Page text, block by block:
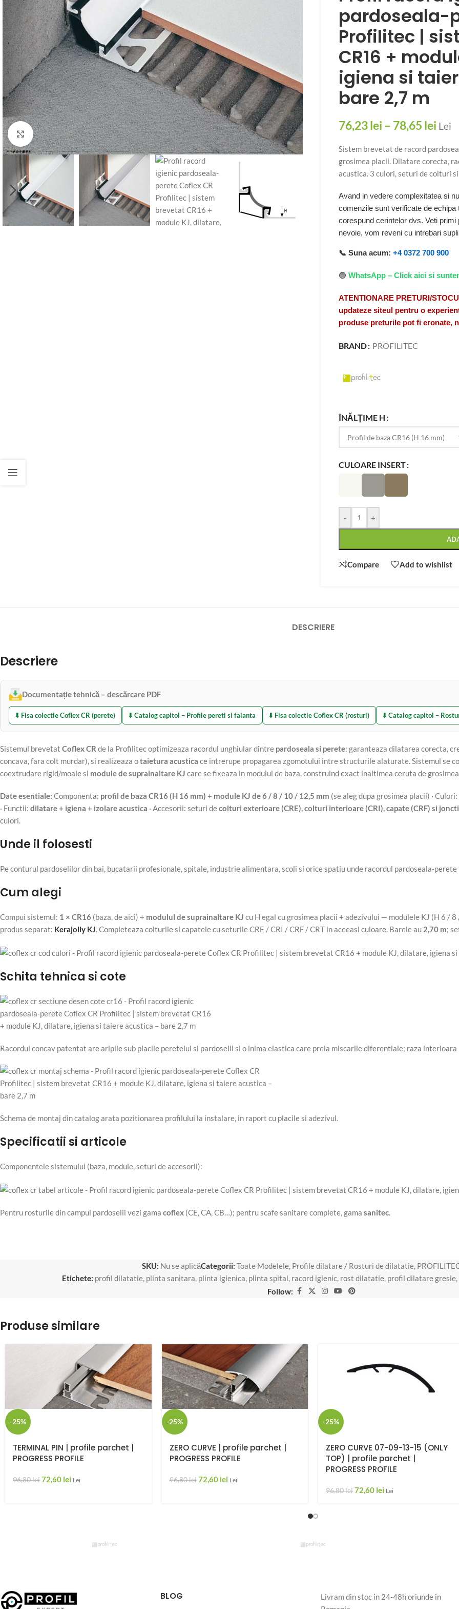
Click to enlarge
pardoseala-
Profilitec |
CR16 +
igiena si
bare 2,7 m
76,23lei – 78,65 lei Lei
Sistem brevetat de racord
grosimea placii. Dilatare corecta,
acustica. 3 culori, seturi de colturi
Avand in vedere complexitatea si
comenzile sunt verificate de
corespund cerintelor dvs. Veti
nevoie, vom reveni cu intrebari
📞 Suna acum: +4 0372 700 900
🟢 WhatsApp – Click aici si
ATENTIONARE PRETURI/
updateze siteul pentru o
produse preturile pot fi eronate,
BRAND PROFILITEC
ÎNĂLȚIME H
CULOARE INSERT
- +
Compare Add to wishlist
DESCRIERE
Descriere
Documentație tehnică – descărcare PDF
⬇️ Fisa colectie Coflex CR (perete) ⬇️ Catalog capitol – Profile pereti si faianta ⬇️ Fisa colectie Coflex CR (rosturi) ⬇️ Catalog capitol –
Sistemul brevetat Coflex CR de la Profilitec optimizeaza racordul unghiular dintre pardoseala si perete: garanteaza dilatarea corecta,
concava, fara colt murdar), si realizeaza otaietura acustica ce intrerupe propagarea zgomotului intre structurile alaturate. Sistemul se
coextrudare rigid/moale si module de suprainaltare KJ care se fixeaza in modulul de baza, construind exact inaltimea ceruta de
Date esentiale: Componenta: profil de baza CR16 (H 16 mm) + module KJ de 6 / 8 / 10 / 12,5 mm (se aleg dupa grosimea placii) · Culori:
· Functii: dilatare + igiena + izolare acustica · Accesorii: seturi decolturi exterioare (CRE), colturi interioare (CRI), capate (CRF) si
culori.
Unde il folosesti
Pe conturul pardoselilor din bai, bucatarii profesionale, spitale, industrie alimentara, scoli si orice spatiu unde racordul pardoseala-
Cum alegi
Compui sistemul: 1 × CR16 (baza, de aici) + modulul de suprainaltare KJ cu H egal cu grosimea placii + adezivului — modulele KJ (H 6 /
produs separat: Kerajolly KJ. Completeaza colturile si capatele cu seturile CRE / CRI / CRF / CRT in aceeasi culoare. Barele au 2,70 m;
Schita tehnica si cote
Racordul concav patentat are aripile sub placile peretelui si pardoselii si o inima elastica care preia miscarile diferentiale; raza
Schema de montaj din catalog arata pozitionarea profilului la instalare, in raport cu placile si adezivul.
Specificatii si articole
Componentele sistemului (baza, module, seturi de accesorii):
Pentru rosturile din campul pardoselii vezi gama coflex (CE, CA, CB…); pentru scafe sanitare complete, gama sanitec.
SKU: Nu se aplicăCategorii: Toate Modelele, Profile dilatare / Rosturi de dilatatie,
Etichete: profil dilatatie, plinta sanitara, plinta igienica, plinta spital, racord igienic, rost dilatatie, profil dilatare gresie,
Follow:
Produse similare
-25%
TERMINAL PIN | profile parchet |
PROGRESS PROFILE
96,80lei72,60 lei Lei
-25%
ZERO CURVE | profile parchet |
PROGRESS PROFILE
96,80lei 72,60 lei Lei
-25%
ZERO CURVE 07-09-13-15 (ONLY
TOP) | profile parchet |
PROGRESS PROFILE
96,80lei72,60 lei Lei
BLOG
Livram din stoc in 24-48h oriunde in